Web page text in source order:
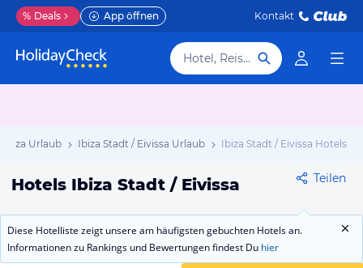
% Deals App öffnen Kontakt
Hotel, Reiseziel
Ibiza Urlaub Ibiza Stadt / Eivissa Urlaub Ibiza Stadt / Eivissa Hotels
Hotels Ibiza Stadt / Eivissa Teilen
Diese Hotelliste zeigt unsere am häufigsten gebuchten Hotels an.
Informationen zu Rankings und Bewertungen findest Du hier